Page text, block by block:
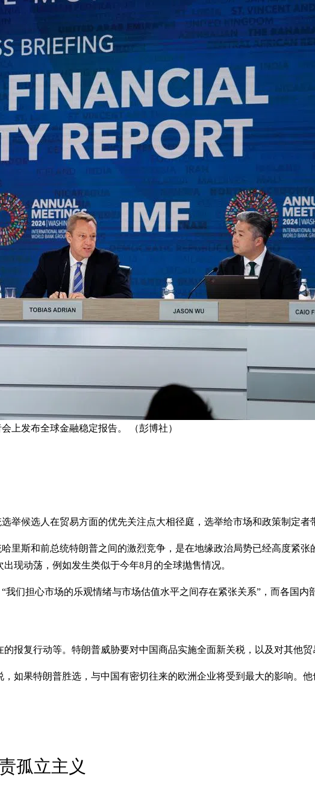
上发布全球金融稳定报告。 （彭博社）
举候选人在贸易方面的优先关注点大相径庭，选举给市场和政策制定者
里斯和前总统特朗普之间的激烈竞争，是在地缘政治局势已经高度紧
现动荡，例如发生类似于今年8月的全球抛售情况。
我们担心市场的乐观情绪与市场估值水平之间存在紧张关系”，而各国
报复行动等。特朗普威胁要对中国商品实施全面新关税，以及对其他贸
如果特朗普胜选，与中国有密切往来的欧洲企业将受到最大的影响。
孤立主义